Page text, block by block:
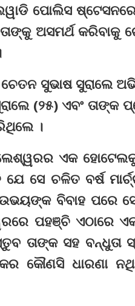
ପୋଲିସ
ଅସମର୍ଥ କରିବାକୁ
ଚେତନ ସୁଭାଷ
(୨୫) ଏବଂ
।
ଏକ
ସେ ଚଳିତ ବର୍ଷ
ବିବାହ ପରେ
ପହଞ୍ଚି ଏଠାରେ
ତାଙ୍କ ସହ
କୌଣସି ଧାରଣା